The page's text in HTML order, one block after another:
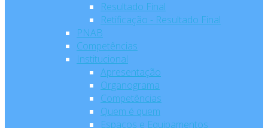
Resultado Final
Retificação - Resultado Final
PNAB
Competências
Institucional
Apresentação
Organograma
Competências
Quem é quem
Espaços e Equipamentos